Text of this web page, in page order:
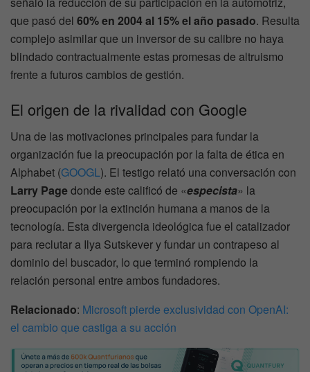
que pasó del 60% en 2004 al 15% el año pasado. Resulta
complejo asimilar que un inversor de su calibre no haya
blindado contractualmente estas promesas de altruismo
frente a futuros cambios de gestión.
El origen de la rivalidad con Google
Una de las motivaciones principales para fundar la
organización fue la preocupación por la falta de ética en
Alphabet (GOOGL). El testigo relató una conversación con
Larry Pagedonde este calificó de «especista» la
preocupación por la extinción humana a manos de la
tecnología. Esta divergencia ideológica fue el catalizador
para reclutar a Ilya Sutskever y fundar un contrapeso al
dominio del buscador, lo que terminó rompiendo la
relación personal entre ambos fundadores.
Relacionado: Microsoft pierde exclusividad con OpenAI:
el cambio que castiga a su acción